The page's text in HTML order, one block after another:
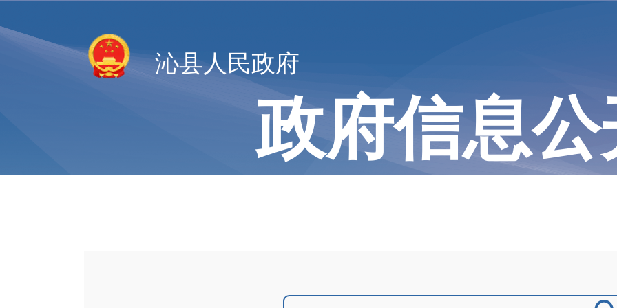
沁县人民政府
政府信息公